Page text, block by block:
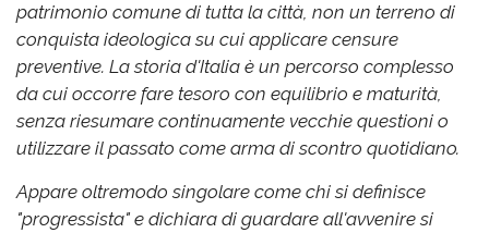
patrimonio comune di tutta la città, non un terreno di
conquista ideologica su cui applicare censure
preventive. La storia d'Italia è un percorso complesso
da cui occorre fare tesoro con equilibrio e maturità,
senza riesumare continuamente vecchie questioni o
utilizzare il passato come arma di scontro quotidiano.
Appare oltremodo singolare come chi si definisce
"progressista" e dichiara di guardare all'avvenire si